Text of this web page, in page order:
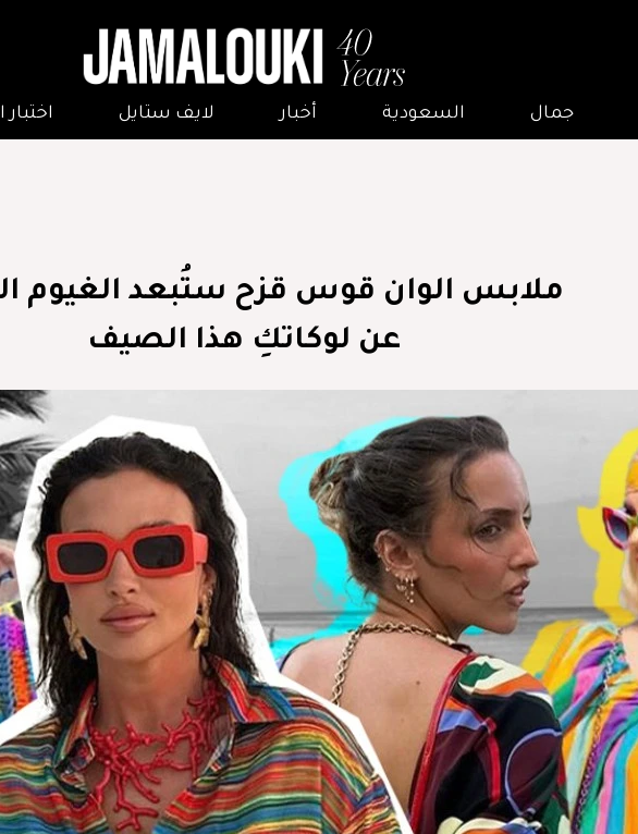
جمال السعودية أخبار لايف ستايل
ملابس الوان قوس قزح ستُبعد الغيوم
عن لوكاتكِ هذا الصيف